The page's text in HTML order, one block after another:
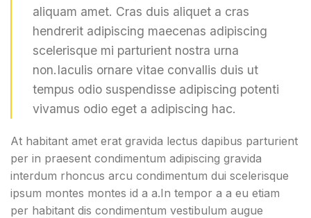
aliquam amet. Cras duis aliquet a cras
hendrerit adipiscing maecenas adipiscing
scelerisque mi parturient nostra urna
non.Iaculis ornare vitae convallis duis ut
tempus odio suspendisse adipiscing potenti
vivamus odio eget a adipiscing hac.
At habitant amet erat gravida lectus dapibus parturient
per in praesent condimentum adipiscing gravida
interdum rhoncus arcu condimentum dui scelerisque
ipsum montes montes id a a.In tempor a a eu etiam
per habitant dis condimentum vestibulum augue